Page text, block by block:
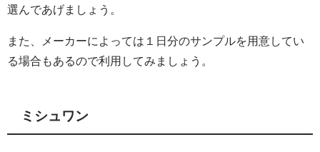
選んであげましょう。
また、メーカーによっては１日分のサンプルを用意してい
る場合もあるので利用してみましょう。
ミシュワン